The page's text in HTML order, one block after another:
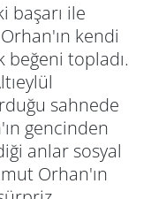
başarı ile
kendi
topladı.
sahnede
gencinden
anlar sosyal
Orhan'ın